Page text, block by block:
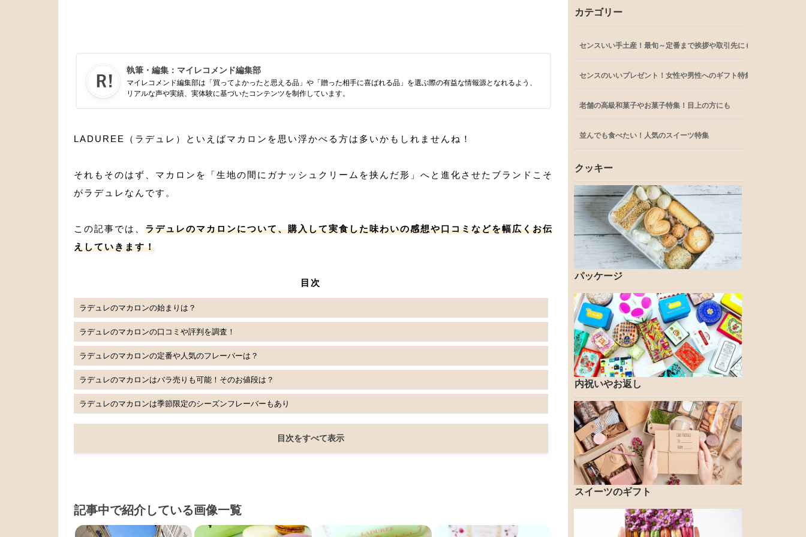
執筆・編集： マイレコメンド編集部
マイレコメンド編集部は「買ってよかったと思える品」や「贈った相手に喜ばれる品」を選ぶ際の有益な情報源となれるよう、
リアルな声や実績、実体験に基づいたコンテンツを制作しています。
LADUREE（ラデュレ）といえばマカロンを思い浮かべる方は多いかもしれませんね！
それもそのはず、マカロンを「生地の間にガナッシュクリームを挟んだ形」へと進化させたブランドこそ
がラデュレなんです。
この記事では、 ラデュレのマカロンについて、購入して実食した味わいの感想や口コミなどを幅広くお伝
えしていきます！
目次
ラデュレのマカロンの始まりは？
ラデュレのマカロンの口コミや評判を調査！
ラデュレのマカロンの定番や人気のフレーバーは？
ラデュレのマカロンはバラ売りも可能！そのお値段は？
ラデュレのマカロンは季節限定のシーズンフレーバーもあり
目次をすべて表示
記事中で紹介している画像一覧
カテゴリー
センスいい手土産！最旬～定番まで挨拶や取引先にも
センスのいいプレゼント！女性や男性へのギフト特集
老舗の高級和菓子やお菓子特集！目上の方にも
並んでも食べたい！人気のスイーツ特集
クッキー
パッケージ
内祝いやお返し
スイーツのギフト